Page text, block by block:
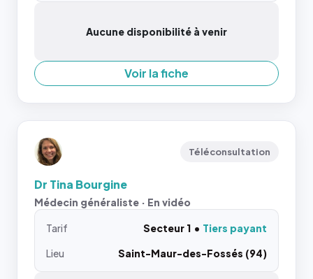
Aucune disponibilité à venir
Voir la fiche
Téléconsultation
Dr Tina Bourgine
Médecin généraliste · En vidéo
Tarif Secteur 1
Tiers payant
Lieu
Saint-Maur-des-Fossés (94)